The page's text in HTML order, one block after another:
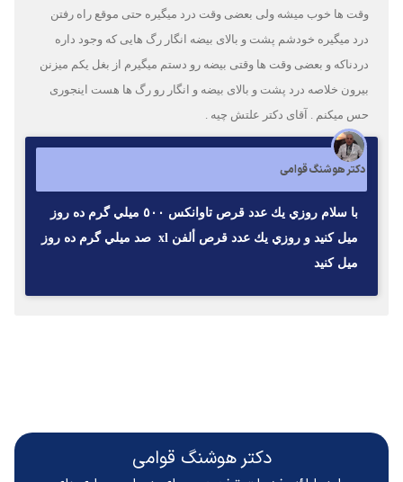
وقت ها خوب میشه ولی بعضی وقت درد میگیره حتی موقع راه رفتن
درد میگیره خودشم پشت و بالای بیضه انگار رگ هایی که وجود داره
دردناکه و بعضی وقت ها وقتی بیضه رو دستم میگیرم از بغل یکم میزنن
بیرون خلاصه درد پشت و بالای بیضه و انگار رو رگ ها هست اینجوری
حس میکنم . آقای دکتر علتش چیه .
دکتر هوشنگ قوامی
با سلام روزي يك عدد قرص تاوانكس ٥٠٠ ميلي گرم ده روز
ميل كنيد و روزي يك عدد قرص ألفن xl صد ميلي گرم ده روز
ميل كنيد
دکتر هوشنگ قوامی